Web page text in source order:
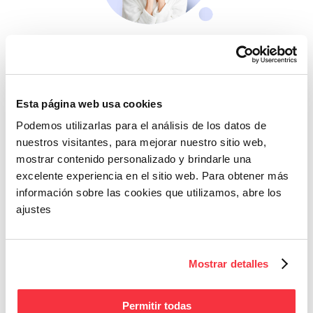
Esta página web usa cookies
Podemos utilizarlas para el análisis de los datos de
nuestros visitantes, para mejorar nuestro sitio web,
mostrar contenido personalizado y brindarle una
excelente experiencia en el sitio web. Para obtener más
información sobre las cookies que utilizamos, abre los
ajustes
Mostrar detalles
Permitir todas
Si no te mimas tú…
Adelántate a todos y